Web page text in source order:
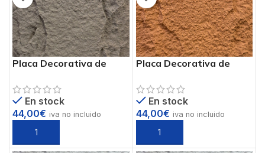
Placa Decorativa de
Ref. PUB-4
En stock
44,00€ iva no incluido
Placa Decorativa de
Ref. PUB-6
En stock
44,00€ iva no incluido